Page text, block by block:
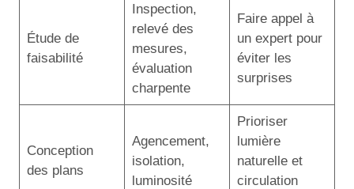
Étude de
faisabilité
Inspection,
relevé des
mesures,
évaluation
charpente
Faire appel à
un expert pour
éviter les
surprises
Conception
des plans
Agencement,
isolation,
luminosité
Prioriser
lumière
naturelle et
circulation